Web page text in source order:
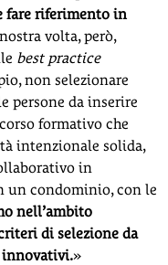
fare riferimento in
volta, però,
best practice
non selezionare
persone da inserire
formativo che
intenzionale solida,
in
un condominio, con le
nell’ambito
di selezione da
innovativi.»